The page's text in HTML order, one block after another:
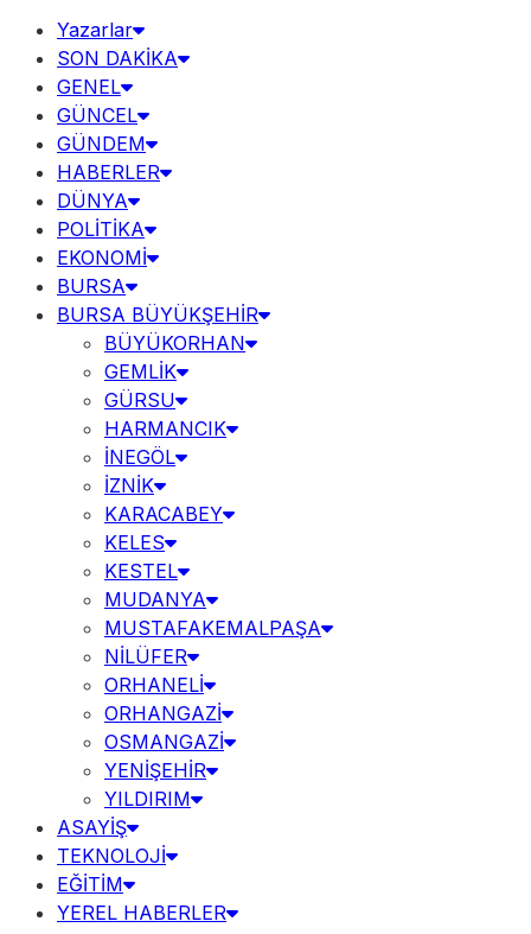
Yazarlar
SON DAKİKA
GENEL
GÜNCEL
GÜNDEM
HABERLER
DÜNYA
POLİTİKA
EKONOMİ
BURSA
BURSA BÜYÜKŞEHİR
BÜYÜKORHAN
GEMLİK
GÜRSU
HARMANCIK
İNEGÖL
İZNİK
KARACABEY
KELES
KESTEL
MUDANYA
MUSTAFAKEMALPAŞA
NİLÜFER
ORHANELİ
ORHANGAZİ
OSMANGAZİ
YENİŞEHİR
YILDIRIM
ASAYİŞ
TEKNOLOJİ
EĞİTİM
YEREL HABERLER